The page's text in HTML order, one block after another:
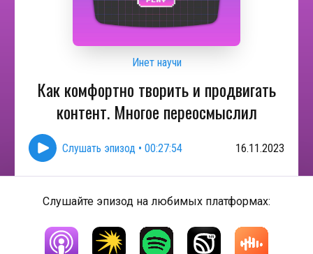
Инет научи
Как комфортно творить и продвигать
контент. Многое переосмыслил
Слушать эпизод • 00:27:54 16.11.2023
Слушайте эпизод на любимых платформах: